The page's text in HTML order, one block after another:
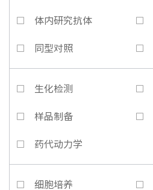
体内研究抗体
同型对照
生化检测
样品制备
药代动力学
细胞培养